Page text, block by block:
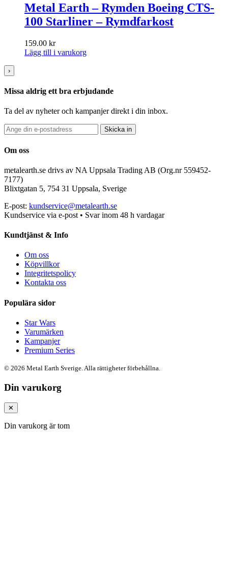
Metal Earth – Rymden Boeing CTS-
100 Starliner – Rymdfarkost
159.00 kr
Lägg till i varukorg
›
Missa aldrig ett bra erbjudande
Ta del av nyheter och kampanjer direkt i din inbox.
Skicka in
Om oss
metalearth.se drivs av NA Uppsala Trading AB (Org.nr 559452-
7177)
Blixtgatan 5, 754 31 Uppsala, Sverige
E-post: kundservice@metalearth.se
Kundservice via e-post • Svar inom 48 h vardagar
Kundtjänst & Info
Om oss
Köpvillkor
Integritetspolicy
Kontakta oss
Populära sidor
Star Wars
Varumärken
Kampanjer
Premium Series
© 2026 Metal Earth Sverige. Alla rättigheter förbehållna.
Din varukorg
✕
Din varukorg är tom